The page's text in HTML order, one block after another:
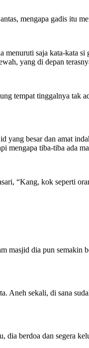
mengapa gadis itu
saja kata-kata
yang di depan
tempat tinggalnya
yang besar dan amat
mengapa tiba-tiba ada
“Kang, kok seperti
masjid dia pun
Aneh sekali, di sana
berdoa dan segera